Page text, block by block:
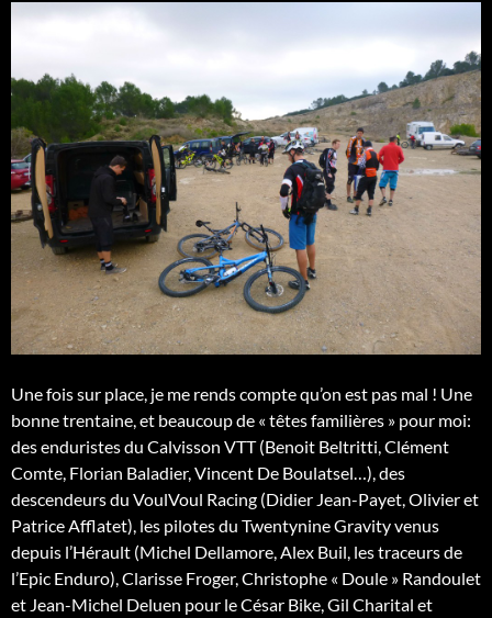
Une fois sur place, je me rends compte qu’on est pas mal ! Une
bonne trentaine, et beaucoup de « têtes familières » pour moi:
des enduristes du Calvisson VTT (Benoit Beltritti, Clément
Comte, Florian Baladier, Vincent De Boulatsel…), des
descendeurs du VoulVoul Racing (Didier Jean-Payet, Olivier et
Patrice Afflatet), les pilotes du Twentynine Gravity venus
depuis l’Hérault (Michel Dellamore, Alex Buil, les traceurs de
l’Epic Enduro), Clarisse Froger, Christophe « Doule » Randoulet
et Jean-Michel Deluen pour le César Bike, Gil Charital et